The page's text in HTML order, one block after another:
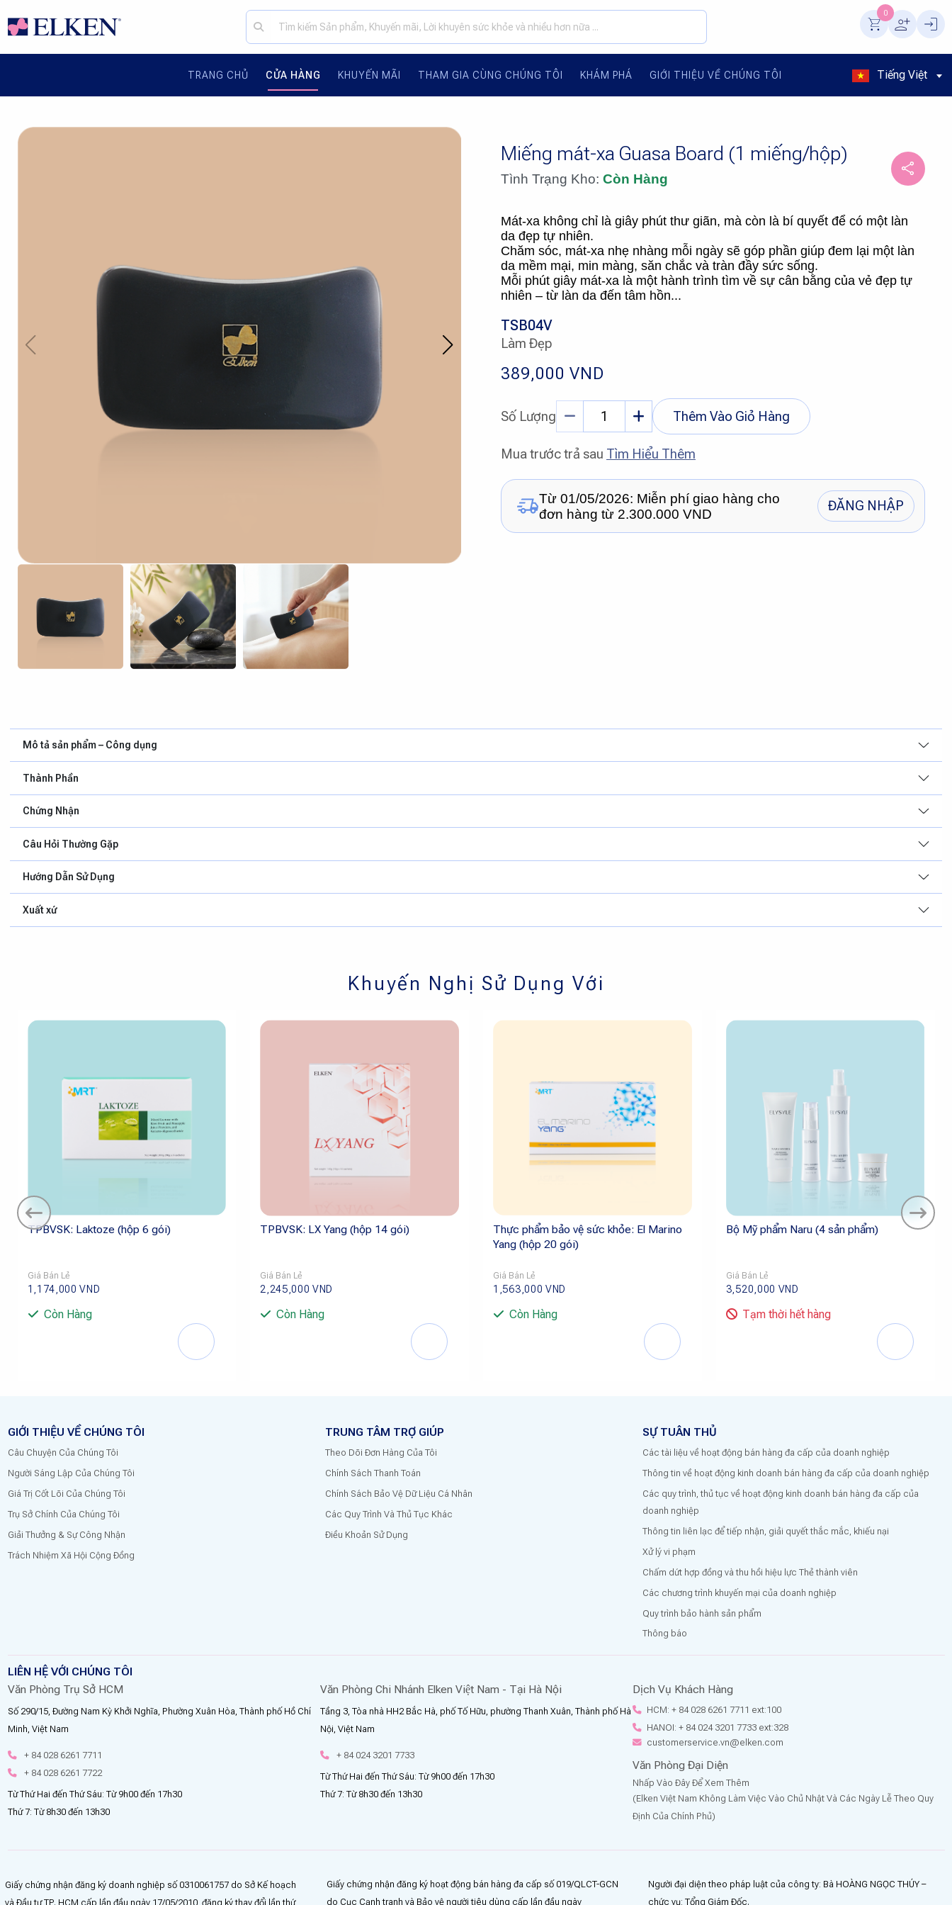
0
TRANG CHỦ CỬA HÀNG KHUYẾN MÃI THAM GIA CÙNG CHÚNG TÔI KHÁM PHÁ GIỚI THIỆU VỀ CHÚNG TÔI Tiếng Việt
Miếng mát-xa Guasa Board (1 miếng/hộp)
Tình Trạng Kho: Còn Hàng
Mát-xa không chỉ là giây phút thư giãn, mà còn là bí quyết để có một làn
da đẹp tự nhiên.
Chăm sóc, mát-xa nhẹ nhàng mỗi ngày sẽ góp phần giúp đem lại một làn
da mềm mại, min màng, săn chắc và tràn đầy sức sống.
Mỗi phút giây mát-xa là một hành trình tìm về sự cân bằng của vẻ đẹp tự
nhiên – từ làn da đến tâm hồn...
TSB04V
Làm Đẹp
389,000 VND
Số Lượng Thêm Vào Giỏ Hàng
Mua trước trả sau Tìm Hiểu Thêm
Từ 01/05/2026: Miễn phí giao hàng cho
đơn hàng từ 2.300.000 VND
ĐĂNG NHẬP
Mô tả sản phẩm – Công dụng
Thành Phần
Chứng Nhận
Câu Hỏi Thường Gặp
Hướng Dẫn Sử Dụng
Xuất xứ
Khuyến Nghị Sử Dụng Với
TPBVSK: Laktoze (hộp 6 gói)
Giá Bán Lẻ
1,174,000 VND
Còn Hàng
TPBVSK: LX Yang (hộp 14 gói)
Giá Bán Lẻ
2,245,000 VND
Còn Hàng
Thực phẩm bảo vệ sức khỏe: El Marino
Yang (hộp 20 gói)
Giá Bán Lẻ
1,563,000 VND
Còn Hàng
Bộ Mỹ phẩm Naru (4 sản phẩm)
Giá Bán Lẻ
3,520,000 VND
Tạm thời hết hàng
GIỚI THIỆU VỀ CHÚNG TÔI
Câu Chuyện Của Chúng Tôi
Người Sáng Lập Của Chúng Tôi
Giá Trị Cốt Lõi Của Chúng Tôi
Trụ Sở Chính Của Chúng Tôi
Giải Thưởng & Sự Công Nhận
Trách Nhiệm Xã Hội Cộng Đồng
TRUNG TÂM TRỢ GIÚP
Theo Dõi Đơn Hàng Của Tôi
Chính Sách Thanh Toán
Chính Sách Bảo Vệ Dữ Liệu Cá Nhân
Các Quy Trình Và Thủ Tục Khác
Điều Khoản Sử Dụng
SỰ TUÂN THỦ
Các tài liệu về hoạt động bán hàng đa cấp của doanh nghiệp
Thông tin về hoạt động kinh doanh bán hàng đa cấp của doanh nghiệp
Các quy trình, thủ tục về hoạt động kinh doanh bán hàng đa cấp của
doanh nghiệp
Thông tin liên lạc để tiếp nhận, giải quyết thắc mắc, khiếu nại
Xử lý vi phạm
Chấm dứt hợp đồng và thu hồi hiệu lực Thẻ thành viên
Các chương trình khuyến mại của doanh nghiệp
Quy trình bảo hành sản phẩm
Thông báo
LIÊN HỆ VỚI CHÚNG TÔI
Văn Phòng Trụ Sở HCM
Số 290/15, Đường Nam Kỳ Khởi Nghĩa, Phường Xuân Hòa, Thành phố Hồ Chí
Minh, Việt Nam
+ 84 028 6261 7711
+ 84 028 6261 7722
Từ Thứ Hai đến Thứ Sáu: Từ 9h00 đến 17h30
Thứ 7: Từ 8h30 đến 13h30
Văn Phòng Chi Nhánh Elken Việt Nam - Tại Hà Nội
Tầng 3, Tòa nhà HH2 Bắc Hà, phố Tố Hữu, phường Thanh Xuân, Thành phố Hà
Nội, Việt Nam
+ 84 024 3201 7733
Từ Thứ Hai đến Thứ Sáu: Từ 9h00 đến 17h30
Thứ 7: Từ 8h30 đến 13h30
Dịch Vụ Khách Hàng
HCM: + 84 028 6261 7711 ext:100
HANOI: + 84 024 3201 7733 ext:328
customerservice.vn@elken.com
Văn Phòng Đại Diện
Nhấp Vào Đây Để Xem Thêm
(Elken Việt Nam Không Làm Việc Vào Chủ Nhật Và Các Ngày Lễ Theo Quy
Định Của Chính Phủ)
Giấy chứng nhận đăng ký doanh nghiệp số 0310061757 do Sở Kế hoạch
và Đầu tư TP. HCM cấp lần đầu ngày 17/05/2010, đăng ký thay đổi lần thứ
Giấy chứng nhận đăng ký hoạt động bán hàng đa cấp số 019/QLCT-GCN
do Cục Cạnh tranh và Bảo vệ người tiêu dùng cấp lần đầu ngày
Người đại diện theo pháp luật của công ty: Bà HOÀNG NGỌC THÚY –
chức vụ: Tổng Giám Đốc.